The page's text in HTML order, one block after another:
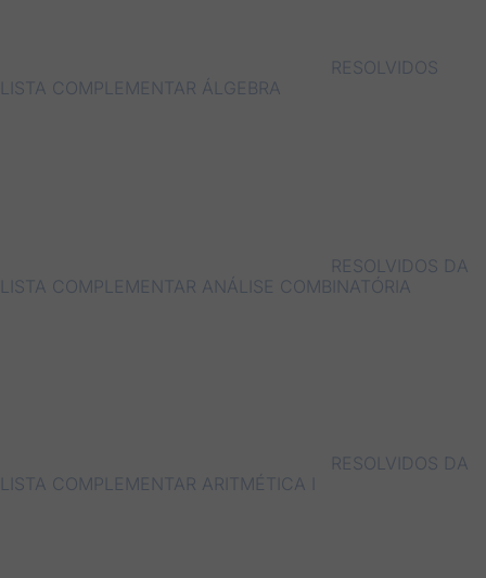
RESOLVIDOS
LISTA COMPLEMENTAR ÁLGEBRA
RESOLVIDOS DA
LISTA COMPLEMENTAR ANÁLISE COMBINATÓRIA
RESOLVIDOS DA
LISTA COMPLEMENTAR ARITMÉTICA I